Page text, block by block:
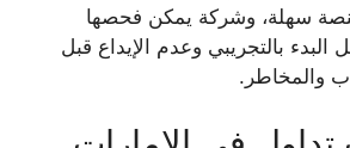
سهلة، وشركة يمكن فحصها
بالتجريبي وعدم الإيداع قبل
والمخاطر.